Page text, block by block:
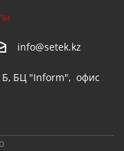
info@setek.kz
БЦ "Inform", офис